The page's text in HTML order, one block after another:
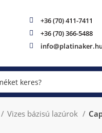
+36 (70) 411-7411
+36 (70) 366-5488
Vizes bázisú lazúrok